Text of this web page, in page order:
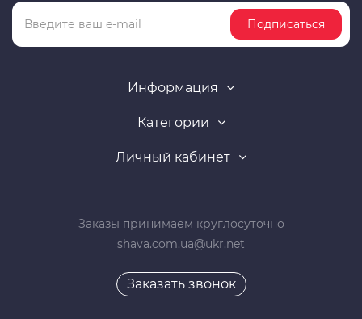
Подписаться
Информация
Категории
Личный кабинет
Заказы принимаем круглосуточно
shava.com.ua@ukr.net
Заказать звонок